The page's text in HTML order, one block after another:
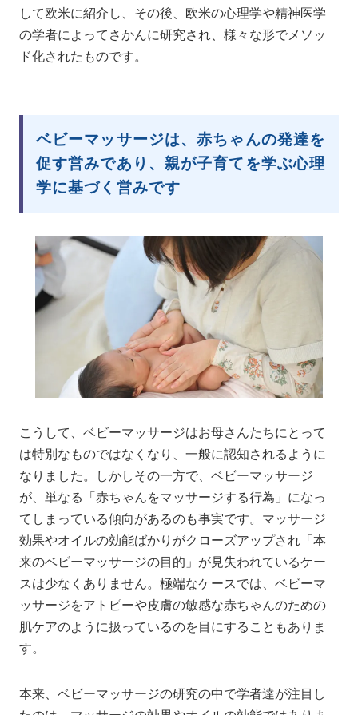
して欧米に紹介し、その後、欧米の心理学や精神医学
の学者によってさかんに研究され、様々な形でメソッ
ド化されたものです。
ベビーマッサージは、赤ちゃんの発達を
促す営みであり、親が子育てを学ぶ心理
学に基づく営みです
こうして、ベビーマッサージはお母さんたちにとって
は特別なものではなくなり、一般に認知されるように
なりました。しかしその一方で、ベビーマッサージ
が、単なる「赤ちゃんをマッサージする行為」になっ
てしまっている傾向があるのも事実です。マッサージ
効果やオイルの効能ばかりがクローズアップされ「本
来のベビーマッサージの目的」が見失われているケー
スは少なくありません。極端なケースでは、ベビーマ
ッサージをアトピーや皮膚の敏感な赤ちゃんのための
肌ケアのように扱っているのを目にすることもありま
す。
本来、ベビーマッサージの研究の中で学者達が注目し